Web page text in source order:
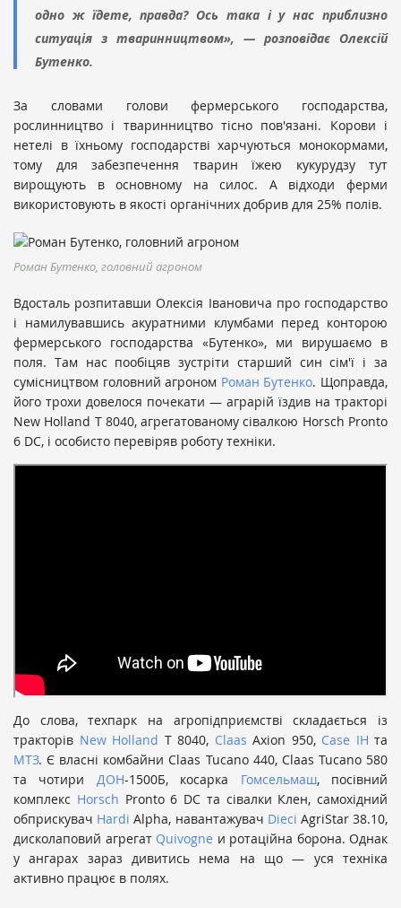
одно ж їдете, правда? Ось така і у нас приблизно
ситуація з тваринництвом», — розповідає Олексій
Бутенко.
За словами голови фермерського господарства,
рослинництво і тваринництво тісно пов'язані. Корови і
нетелі в їхньому господарстві харчуються монокормами,
тому для забезпечення тварин їжею кукурудзу тут
вирощують в основному на силос. А відходи ферми
використовують в якості органічних добрив для 25% полів.
Роман Бутенко, головний агроном
Вдосталь розпитавши Олексія Івановича про господарство
і намилувавшись акуратними клумбами перед конторою
фермерського господарства «Бутенко», ми вирушаємо в
поля. Там нас пообіцяв зустріти старший син сім'ї і за
сумісництвом головний агроном Роман Бутенко. Щоправда,
його трохи довелося почекати — аграрій їздив на тракторі
New Holland T 8040, агрегатованому сівалкою Horsch Pronto
6 DC, і особисто перевіряв роботу техніки.
До слова, техпарк на агропідприємстві складається із
тракторів New Holland T 8040, Claas Axion 950, Case IH та
МТЗ. Є власні комбайни Claas Tucano 440, Claas Tucano 580
та чотири ДОН-1500Б, косарка Гомсельмаш, посівний
комплекс Horsch Pronto 6 DC та сівалки Клен, самохідний
обприскувач Hardi Alpha, навантажувач Dieci AgriStar 38.10,
дисколаповий агрегат Quivogne и ротаційна борона. Однак
у ангарах зараз дивитись нема на що — уся техніка
активно працює в полях.